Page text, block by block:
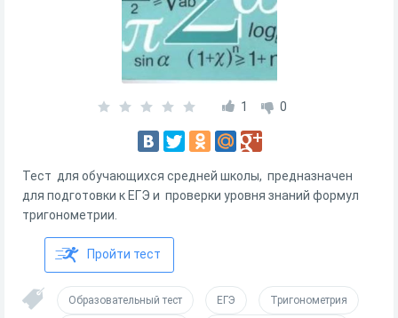
1 0
Тест для обучающихся средней школы, предназначен
для подготовки к ЕГЭ и проверки уровня знаний формул
тригонометрии.
Пройти тест
Образовательный тест ЕГЭ Тригонометрия